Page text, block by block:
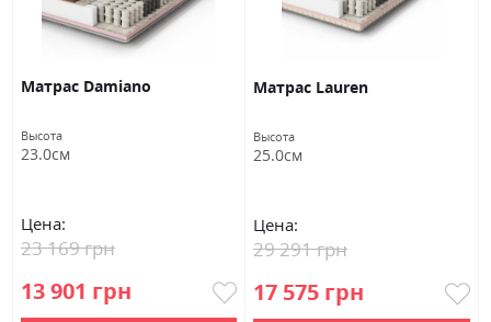
Матрас Damiano
Высота
23.0см
Цена:
13 901 грн
23 169 грн
Матрас Lauren
Высота
25.0см
Цена:
17 575 грн
29 291 грн